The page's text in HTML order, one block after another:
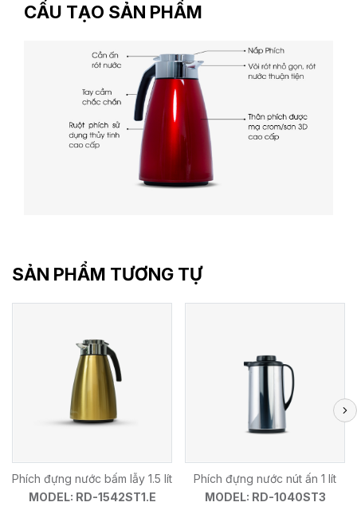
CẤU TẠO SẢN PHẨM
SẢN PHẨM TƯƠNG TỰ
Phích đựng nước bấm lẫy 1.5 lít
MODEL: RD-1542ST1.E
Phích đựng nước nút ấn 1 lít
MODEL: RD-1040ST3